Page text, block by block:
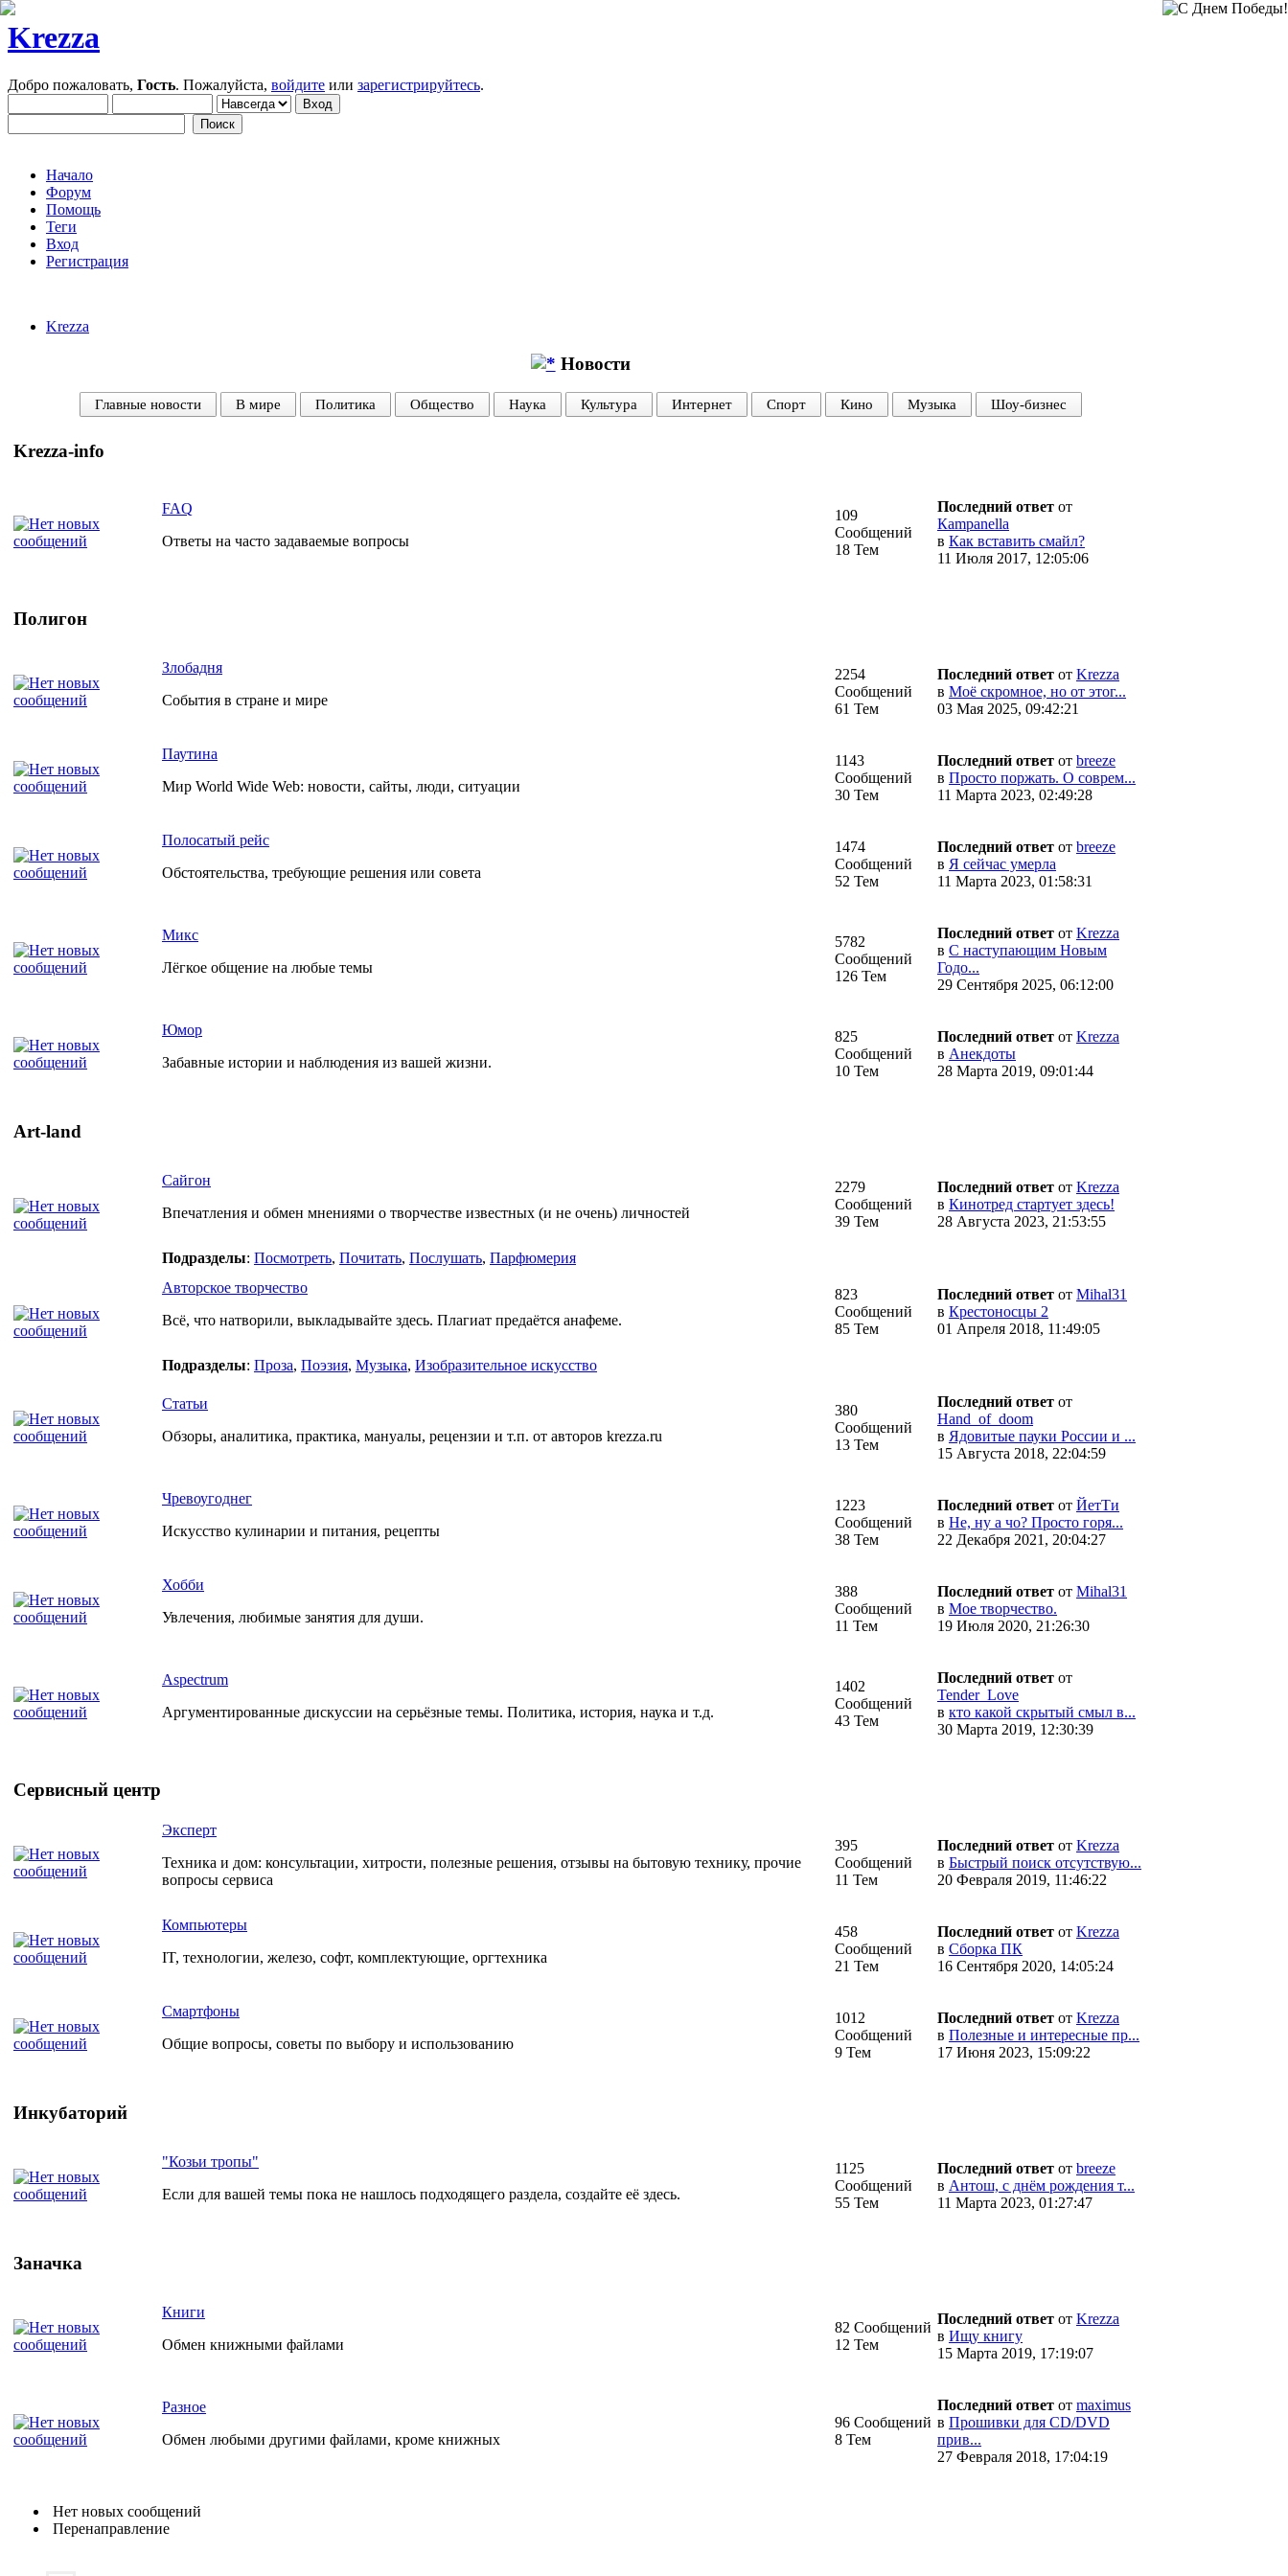
Krezza
Добро пожаловать, Гость. Пожалуйста, войдите или зарегистрируйтесь.
Начало
Форум
Помощь
Теги
Вход
Регистрация
Krezza
Новости
Главные новости В мире Политика Общество Наука Культура Интернет Спорт Кино Музыка Шоу-бизнес
Krezza-info
FAQ
Ответы на часто задаваемые вопросы
109
Сообщений
18 Тем
Последний ответ от
Кampanella
в Как вставить смайл?
11 Июля 2017, 12:05:06
Полигон
Злобадня
События в стране и мире
2254
Сообщений
61 Тем
Последний ответ от Krezza
в Моё скромное, но от этог...
03 Мая 2025, 09:42:21
Паутина
Мир World Wide Web: новости, сайты, люди, ситуации
1143
Сообщений
30 Тем
Последний ответ от breeze
в Просто поржать. О соврем...
11 Марта 2023, 02:49:28
Полосатый рейс
Обстоятельства, требующие решения или совета
1474
Сообщений
52 Тем
Последний ответ от breeze
в Я сейчас умерла
11 Марта 2023, 01:58:31
Микс
Лёгкое общение на любые темы
5782
Сообщений
126 Тем
Последний ответ от Krezza
в С наступающим Новым
Годо...
29 Сентября 2025, 06:12:00
Юмор
Забавные истории и наблюдения из вашей жизни.
825
Сообщений
10 Тем
Последний ответ от Krezza
в Анекдоты
28 Марта 2019, 09:01:44
Art-land
Сайгон
Впечатления и обмен мнениями о творчестве известных (и не очень) личностей
2279
Сообщений
39 Тем
Последний ответ от Krezza
в Кинотред стартует здесь!
28 Августа 2023, 21:53:55
Подразделы: Посмотреть, Почитать, Послушать, Парфюмерия
Авторское творчество
Всё, что натворили, выкладывайте здесь. Плагиат предаётся анафеме.
823
Сообщений
85 Тем
Последний ответ от Mihal31
в Крестоносцы 2
01 Апреля 2018, 11:49:05
Подразделы: Проза, Поэзия, Музыка, Изобразительное искусство
Статьи
Обзоры, аналитика, практика, мануалы, рецензии и т.п. от авторов krezza.ru
380
Сообщений
13 Тем
Последний ответ от
Hand_of_doom
в Ядовитые пауки России и ...
15 Августа 2018, 22:04:59
Чревоугоднег
Искусство кулинарии и питания, рецепты
1223
Сообщений
38 Тем
Последний ответ от ЙетТи
в Не, ну а чо? Просто горя...
22 Декабря 2021, 20:04:27
Хобби
Увлечения, любимые занятия для души.
388
Сообщений
11 Тем
Последний ответ от Mihal31
в Мое творчество.
19 Июля 2020, 21:26:30
Aspectrum
Аргументированные дискуссии на серьёзные темы. Политика, история, наука и т.д.
1402
Сообщений
43 Тем
Последний ответ от
Tender_Love
в кто какой скрытый смыл в...
30 Марта 2019, 12:30:39
Сервисный центр
Эксперт
Техника и дом: консультации, хитрости, полезные решения, отзывы на бытовую технику, прочие
вопросы сервиса
395
Сообщений
11 Тем
Последний ответ от Krezza
в Быстрый поиск отсутствую...
20 Февраля 2019, 11:46:22
Компьютеры
IT, технологии, железо, софт, комплектующие, оргтехника
458
Сообщений
21 Тем
Последний ответ от Krezza
в Сборка ПК
16 Сентября 2020, 14:05:24
Смартфоны
Общие вопросы, советы по выбору и использованию
1012
Сообщений
9 Тем
Последний ответ от Krezza
в Полезные и интересные пр...
17 Июня 2023, 15:09:22
Инкубаторий
"Козьи тропы"
Если для вашей темы пока не нашлось подходящего раздела, создайте её здесь.
1125
Сообщений
55 Тем
Последний ответ от breeze
в Антош, с днём рождения т...
11 Марта 2023, 01:27:47
Заначка
Книги
Обмен книжными файлами
82 Сообщений
12 Тем
Последний ответ от Krezza
в Ищу книгу
15 Марта 2019, 17:19:07
Разное
Обмен любыми другими файлами, кроме книжных
96 Сообщений
8 Тем
Последний ответ от maximus
в Прошивки для CD/DVD
прив...
27 Февраля 2018, 17:04:19
Нет новых сообщений
Перенаправление